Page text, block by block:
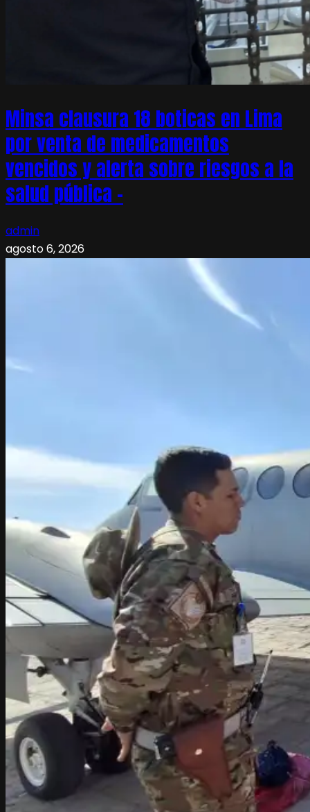
Minsa clausura 18 boticas en Lima
por venta de medicamentos
vencidos y alerta sobre riesgos a la
salud pública –
admin
agosto 6, 2026